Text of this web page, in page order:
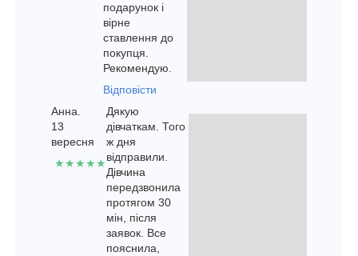
подарунок і
вірне
ставлення до
покупця.
Рекомендую.
Відповісти
Анна.
13
вересня
★★★★★
Дякую
дівчаткам. Того
ж дня
відправили.
Дівчина
передзвонила
протягом 30
мін, після
заявок. Все
пояснила,